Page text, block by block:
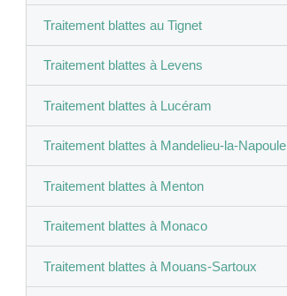
Traitement blattes au Tignet
Traitement blattes à Levens
Traitement blattes à Lucéram
Traitement blattes à Mandelieu-la-Napoule
Traitement blattes à Menton
Traitement blattes à Monaco
Traitement blattes à Mouans-Sartoux